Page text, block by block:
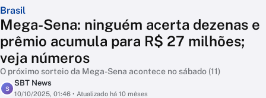
Brasil
Mega-Sena: ninguém acerta dezenas e
prêmio acumula para R$ 27 milhões;
veja números
O próximo sorteio da Mega-Sena acontece no sábado (11)
S
SBT News
10/10/2025, 01:46 • Atualizado há 10 mêses